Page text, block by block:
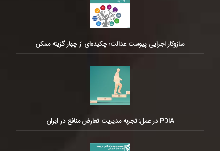
سازوکار اجرایی پیوست عدالت؛ چکیده‌ای از چهار گزینه ممکن
PDIA در عمل: تجربه مدیریت تعارض منافع در ایران